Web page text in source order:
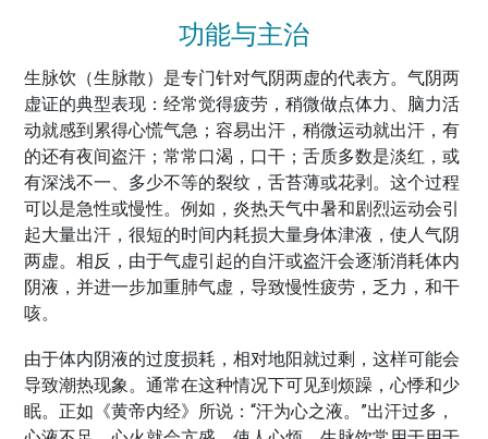
功能与主治
生脉饮（生脉散）是专门针对气阴两虚的代表方。气阴两
虚证的典型表现：经常觉得疲劳，稍微做点体力、脑力活
动就感到累得心慌气急；容易出汗，稍微运动就出汗，有
的还有夜间盗汗；常常口渴，口干；舌质多数是淡红，或
有深浅不一、多少不等的裂纹，舌苔薄或花剥。这个过程
可以是急性或慢性。例如，炎热天气中暑和剧烈运动会引
起大量出汗，很短的时间内耗损大量身体津液，使人气阴
两虚。相反，由于气虚引起的自汗或盗汗会逐渐消耗体内
阴液，并进一步加重肺气虚，导致慢性疲劳，乏力，和干
咳。
由于体内阴液的过度损耗，相对地阳就过剩，这样可能会
导致潮热现象。通常在这种情况下可见到烦躁，心悸和少
眠。正如《黄帝内经》所说：“汗为心之液。”出汗过多，